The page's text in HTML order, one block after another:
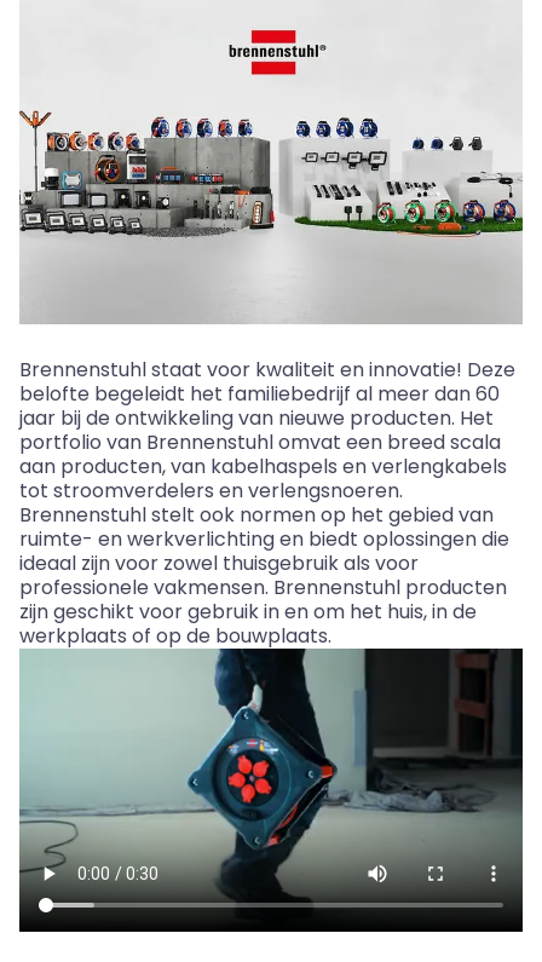
Brennenstuhlstaat voor kwaliteit eninnovatie! Deze
belofte begeleidt het familiebedrijf al meerdan60
jaar bijde ontwikkelingvan nieuwe producten. Het
portfolio van Brennenstuhlomvat een breedscala
aan producten, van kabelhaspels enverlengkabels
tot stroomverdelers enverlengsnoeren.
Brennenstuhlstelt ook normenop het gebiedvan
ruimte- enwerkverlichtingen biedt oplossingendie
ideaal zijnvoor zowel thuisgebruikals voor
professionele vakmensen. Brennenstuhl producten
zijngeschikt voorgebruikin enom het huis, in de
werkplaats of op de bouwplaats.